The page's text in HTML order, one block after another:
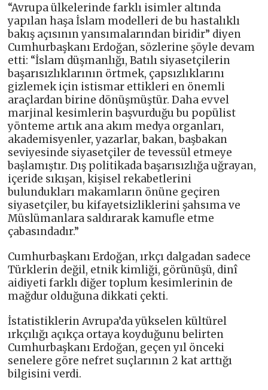
“Avrupa ülkelerinde farklı isimler altında
yapılan haşa İslam modelleri de bu hastalıklı
bakış açısının yansımalarından biridir” diyen
Cumhurbaşkanı Erdoğan, sözlerine şöyle devam
etti: “İslam düşmanlığı, Batılı siyasetçilerin
başarısızlıklarının örtmek, çapsızlıklarını
gizlemek için istismar ettikleri en önemli
araçlardan birine dönüşmüştür. Daha evvel
marjinal kesimlerin başvurduğu bu popülist
yönteme artık ana akım medya organları,
akademisyenler, yazarlar, bakan, başbakan
seviyesinde siyasetçiler de tevessül etmeye
başlamıştır. Dış politikada başarısızlığa uğrayan,
içeride sıkışan, kişisel rekabetlerini
bulundukları makamların önüne geçiren
siyasetçiler, bu kifayetsizliklerini şahsıma ve
Müslümanlara saldırarak kamufle etme
çabasındadır.”
Cumhurbaşkanı Erdoğan, ırkçı dalgadan sadece
Türklerin değil, etnik kimliği, görünüşü, dinî
aidiyeti farklı diğer toplum kesimlerinin de
mağdur olduğuna dikkati çekti.
İstatistiklerin Avrupa’da yükselen kültürel
ırkçılığı açıkça ortaya koyduğunu belirten
Cumhurbaşkanı Erdoğan, geçen yıl önceki
senelere göre nefret suçlarının 2 kat arttığı
bilgisini verdi.